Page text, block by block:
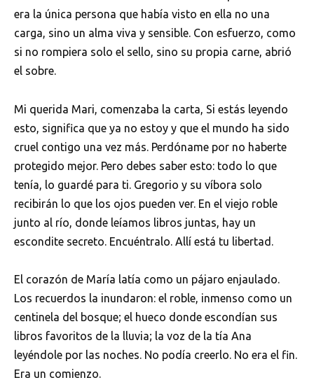
era la única persona que había visto en ella no una
carga, sino un alma viva y sensible. Con esfuerzo, como
si no rompiera solo el sello, sino su propia carne, abrió
el sobre.
Mi querida Mari, comenzaba la carta, Si estás leyendo
esto, significa que ya no estoy y que el mundo ha sido
cruel contigo una vez más. Perdóname por no haberte
protegido mejor. Pero debes saber esto: todo lo que
tenía, lo guardé para ti. Gregorio y su víbora solo
recibirán lo que los ojos pueden ver. En el viejo roble
junto al río, donde leíamos libros juntas, hay un
escondite secreto. Encuéntralo. Allí está tu libertad.
El corazón de María latía como un pájaro enjaulado.
Los recuerdos la inundaron: el roble, inmenso como un
centinela del bosque; el hueco donde escondían sus
libros favoritos de la lluvia; la voz de la tía Ana
leyéndole por las noches. No podía creerlo. No era el fin.
Era un comienzo.